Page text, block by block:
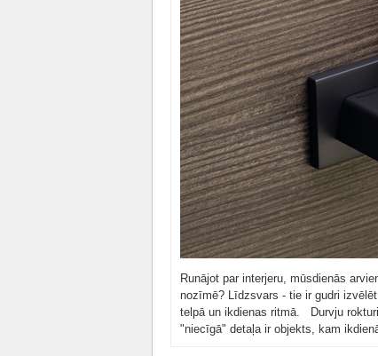
Runājot par interjeru, mūsdienās
nozīmē? Līdzsvars - tie ir gudri
telpā un ikdienas ritmā. Durvju
"niecīgā" detaļa ir objekts, kam